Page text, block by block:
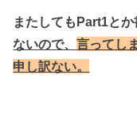
またしてもPart1とか
ないので、言ってし
申し訳ない。